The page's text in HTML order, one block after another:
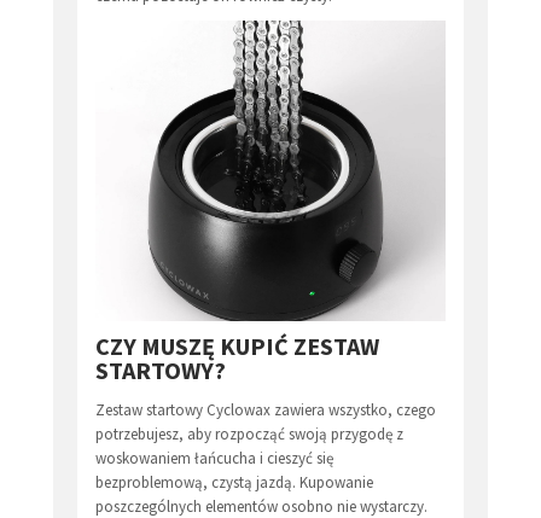
CZY MUSZĘ KUPIĆ ZESTAW
STARTOWY?
Zestaw startowy Cyclowax zawiera wszystko, czego
potrzebujesz, aby rozpocząć swoją przygodę z
woskowaniem łańcucha i cieszyć się
bezproblemową, czystą jazdą. Kupowanie
poszczególnych elementów osobno nie wystarczy.